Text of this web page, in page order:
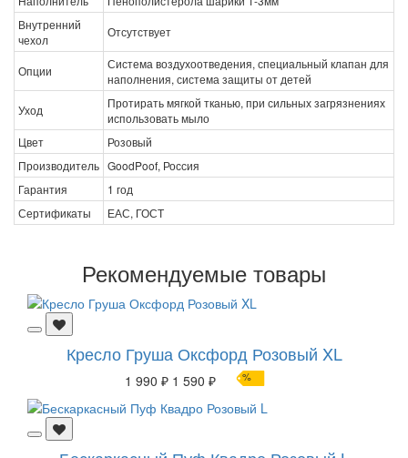
Внутренний
чехол
Отсутствует
Опции
Система воздухоотведения, специальный клапан для
наполнения, система защиты от детей
Уход
Протирать мягкой тканью, при сильных загрязнениях
использовать мыло
Цвет
Розовый
Производитель GoodPoof, Россия
Гарантия
1 год
Сертификаты
ЕАС, ГОСТ
Рекомендуемые товары
Кресло Груша Оксфорд Розовый XL
1 990 ₽ 1 590 ₽ %